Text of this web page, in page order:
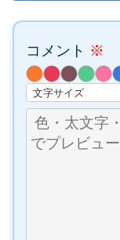
コメント ※